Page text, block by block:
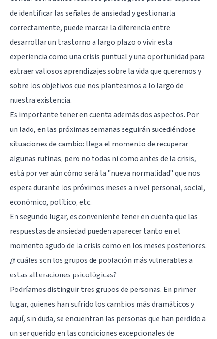
de identificar las señales de ansiedad y gestionarla
correctamente, puede marcar la diferencia entre
desarrollar un trastorno a largo plazo o vivir esta
experiencia como una crisis puntual y una oportunidad para
extraer valiosos aprendizajes sobre la vida que queremos y
sobre los objetivos que nos planteamos a lo largo de
nuestra existencia.
Es importante tener en cuenta además dos aspectos. Por
un lado, en las próximas semanas seguirán sucediéndose
situaciones de cambio: llega el momento de recuperar
algunas rutinas, pero no todas ni como antes de la crisis,
está por ver aún cómo será la "nueva normalidad" que nos
espera durante los próximos meses a nivel personal, social,
económico, político, etc.
En segundo lugar, es conveniente tener en cuenta que las
respuestas de ansiedad pueden aparecer tanto en el
momento agudo de la crisis como en los meses posteriores.
¿Y cuáles son los grupos de población más vulnerables a
estas alteraciones psicológicas?
Podríamos distinguir tres grupos de personas. En primer
lugar, quienes han sufrido los cambios más dramáticos y
aquí, sin duda, se encuentran las personas que han perdido a
un ser querido en las condiciones excepcionales de